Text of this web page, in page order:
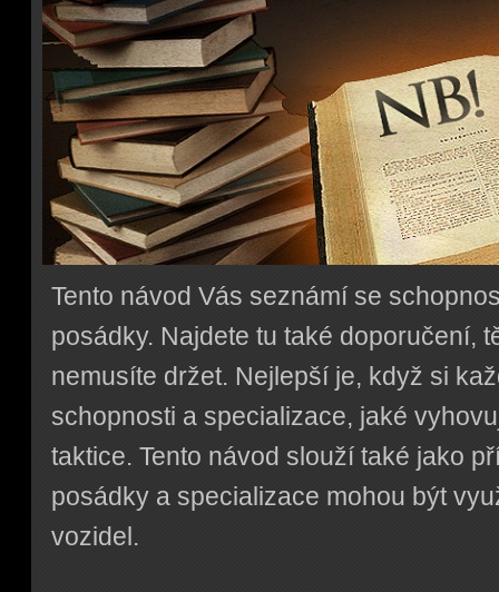
Tento návod Vás seznámí se
posádky. Najdete tu také doporučení,
nemusíte držet. Nejlepší je, když si
schopnosti a specializace, jaké
taktice. Tento návod slouží také jako
posádky a specializace mohou být
vozidel.